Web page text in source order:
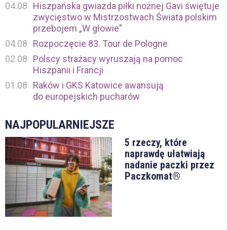
04.08
Hiszpańska gwiazda piłki nożnej Gavi świętuje
zwycięstwo w Mistrzostwach Świata polskim
przebojem „W głowie”
04.08
Rozpoczęcie 83. Tour de Pologne
02.08
Polscy strażacy wyruszają na pomoc
Hiszpanii i Francji
01.08
Raków i GKS Katowice awansują
do europejskich pucharów
NAJPOPULARNIEJSZE
5 rzeczy, które
naprawdę ułatwiają
nadanie paczki przez
Paczkomat®